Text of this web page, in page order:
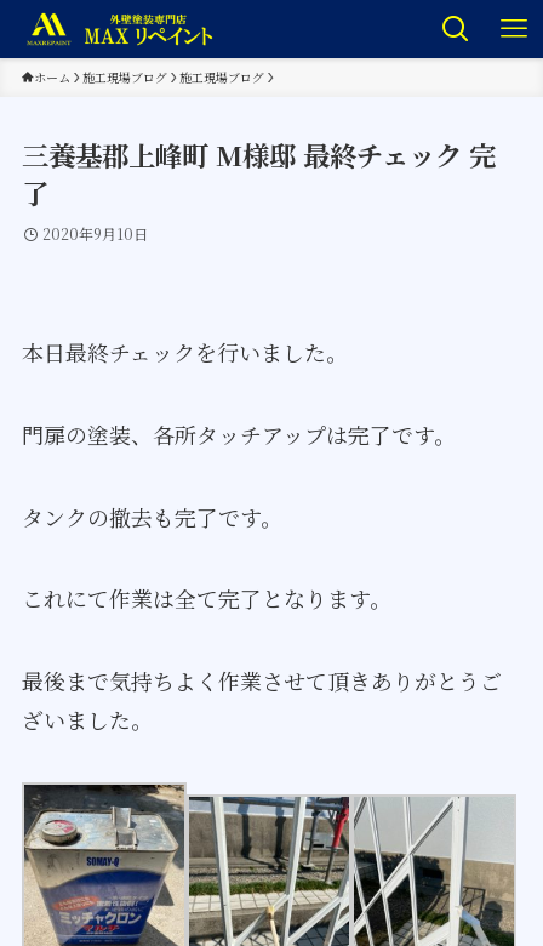
ホーム 施工現場ブログ 施工現場ブログ
三養基郡上峰町 M様邸 最終チェック 完
了
2020年9月10日
本日最終チェックを行いました。
門扉の塗装、各所タッチアップは完了です。
タンクの撤去も完了です。
これにて作業は全て完了となります。
最後まで気持ちよく作業させて頂きありがとうご
ざいました。